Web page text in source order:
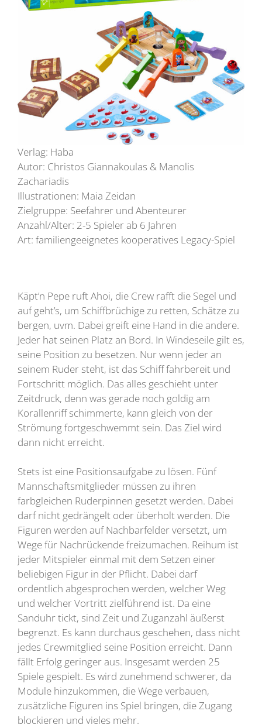
Verlag: Haba
Autor: Christos Giannakoulas & Manolis
Zachariadis
Illustrationen: Maia Zeidan
Zielgruppe: Seefahrer und Abenteurer
Anzahl/Alter: 2-5 Spieler ab 6 Jahren
Art: familiengeeignetes kooperatives Legacy-Spiel
Käpt’n Pepe ruft Ahoi, die Crew rafft die Segel und
auf geht’s, um Schiffbrüchige zu retten, Schätze zu
bergen, uvm. Dabei greift eine Hand in die andere.
Jeder hat seinen Platz an Bord. In Windeseile gilt es,
seine Position zu besetzen. Nur wenn jeder an
seinem Ruder steht, ist das Schiff fahrbereit und
Fortschritt möglich. Das alles geschieht unter
Zeitdruck, denn was gerade noch goldig am
Korallenriff schimmerte, kann gleich von der
Strömung fortgeschwemmt sein. Das Ziel wird
dann nicht erreicht.
Stets ist eine Positionsaufgabe zu lösen. Fünf
Mannschaftsmitglieder müssen zu ihren
farbgleichen Ruderpinnen gesetzt werden. Dabei
darf nicht gedrängelt oder überholt werden. Die
Figuren werden auf Nachbarfelder versetzt, um
Wege für Nachrückende freizumachen. Reihum ist
jeder Mitspieler einmal mit dem Setzen einer
beliebigen Figur in der Pflicht. Dabei darf
ordentlich abgesprochen werden, welcher Weg
und welcher Vortritt zielführend ist. Da eine
Sanduhr tickt, sind Zeit und Zuganzahl äußerst
begrenzt. Es kann durchaus geschehen, dass nicht
jedes Crewmitglied seine Position erreicht. Dann
fällt Erfolg geringer aus. Insgesamt werden 25
Spiele gespielt. Es wird zunehmend schwerer, da
Module hinzukommen, die Wege verbauen,
zusätzliche Figuren ins Spiel bringen, die Zugang
blockieren und vieles mehr.